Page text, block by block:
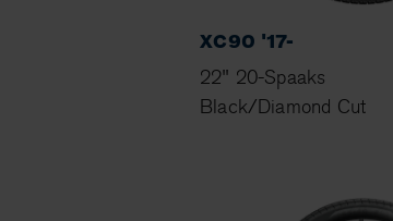
XC90 '17-
22" 20-Spaaks
Black/Diamond Cut